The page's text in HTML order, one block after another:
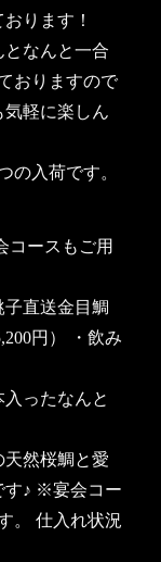
ります！
なんと一合
おりますので
気軽に楽しん
の入荷です。
コースもご用
子直送金目鯛
円） ・飲み
ったなんと
天然桜鯛と愛
す♪ ※宴会コー
。 仕入れ状況